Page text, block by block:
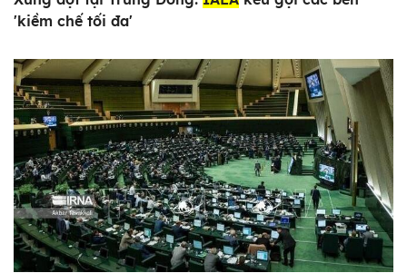
'kiềm chế tối đa'